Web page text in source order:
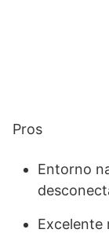
Pros
Entorno
Excelente